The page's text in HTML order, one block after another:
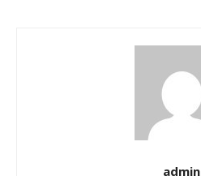
admin